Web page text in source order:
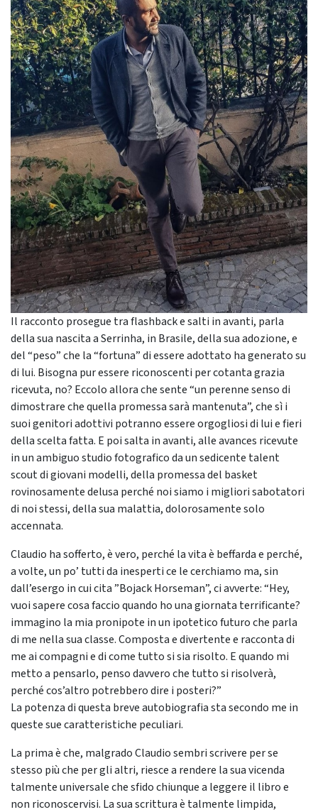
Il racconto prosegue tra flashback e salti in avanti, parla
della sua nascita a Serrinha, in Brasile, della sua adozione, e
del “peso” che la “fortuna” di essere adottato ha generato su
di lui. Bisogna pur essere riconoscenti per cotanta grazia
ricevuta, no? Eccolo allora che sente “un perenne senso di
dimostrare che quella promessa sarà mantenuta”, che sì i
suoi genitori adottivi potranno essere orgogliosi di lui e fieri
della scelta fatta. E poi salta in avanti, alle avances ricevute
in un ambiguo studio fotografico da un sedicente talent
scout di giovani modelli, della promessa del basket
rovinosamente delusa perché noi siamo i migliori sabotatori
di noi stessi, della sua malattia, dolorosamente solo
accennata.
Claudio ha sofferto, è vero, perché la vita è beffarda e perché,
a volte, un po’ tutti da inesperti ce le cerchiamo ma, sin
dall’esergo in cui cita ”Bojack Horseman”, ci avverte: “Hey,
vuoi sapere cosa faccio quando ho una giornata terrificante?
immagino la mia pronipote in un ipotetico futuro che parla
di me nella sua classe. Composta e divertente e racconta di
me ai compagni e di come tutto si sia risolto. E quando mi
metto a pensarlo, penso davvero che tutto si risolverà,
perché cos’altro potrebbero dire i posteri?”
La potenza di questa breve autobiografia sta secondo me in
queste sue caratteristiche peculiari.
La prima è che, malgrado Claudio sembri scrivere per se
stesso più che per gli altri, riesce a rendere la sua vicenda
talmente universale che sfido chiunque a leggere il libro e
non riconoscervisi. La sua scrittura è talmente limpida,